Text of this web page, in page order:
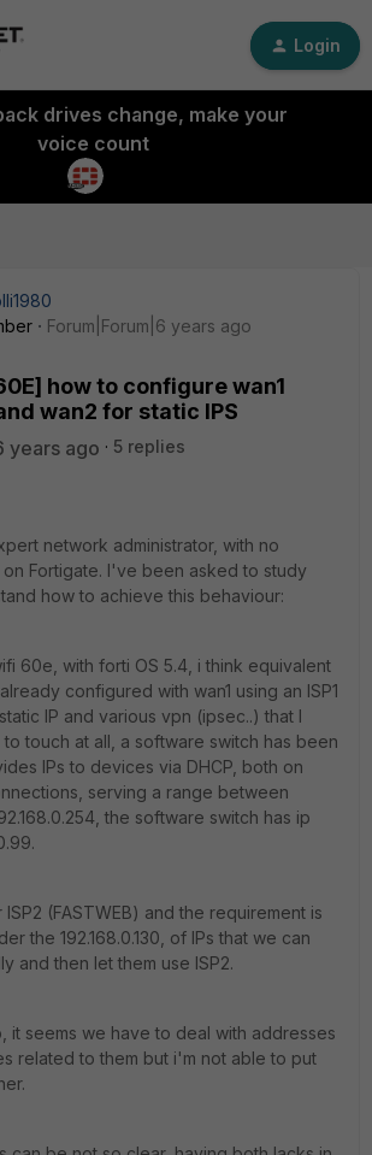
Login
drives change, make your
voice count
Forum|Forum|6 years ago
how to configure wan1
wan2 for static IPS
years ago
5 replies
network administrator, with no
Fortigate. I've been asked to study
how to achieve this behaviour:
60e, with forti OS 5.4, i think equivalent
configured with wan1 using an ISP1
IP and various vpn (ipsec..) that I
touch at all, a software switch has been
IPs to devices via DHCP, both on
serving a range between
the software switch has ip
(FASTWEB) and the requirement is
the 192.168.0.130, of IPs that we can
and then let them use ISP2.
it seems we have to deal with addresses
related to them but i'm not able to put